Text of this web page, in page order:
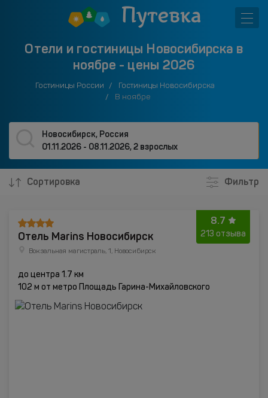
Отели и гостиницы Новосибирска в
ноябре - цены 2026
Гостиницы России
Гостиницы Новосибирска
В ноябре
Новосибирск, Россия
01.11.2026 - 08.11.2026,2 взрослых
Сортировка Фильтр
8.7
213 отзыва
Отель Marins Новосибирск
Вокзальная магистраль, 1, Новосибирск
до центра 1.7 км
102 м от метро Площадь Гарина-Михайловского